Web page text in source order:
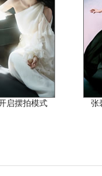
启摆拍模式 张